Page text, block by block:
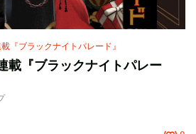
『ブラックナイトパレード』
載『ブラックナイトパレー